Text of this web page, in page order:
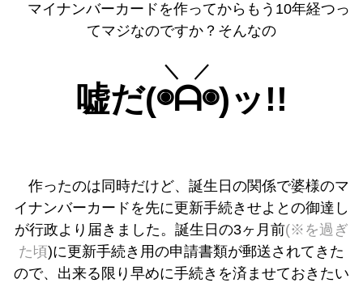
マイナンバーカードを作ってからもう10年経つっ
てマジなのですか？そんなの
嘘だ(⁠◉⁠ᗩ⁠◉⁠
＼／
)ッ!!
作ったのは同時だけど、誕生日の関係で婆様のマ
イナンバーカードを先に更新手続きせよとの御達し
が行政より届きました。誕生日の3ヶ月前(※を過ぎ
た頃)に更新手続き用の申請書類が郵送されてきた
ので、出来る限り早めに手続きを済ませておきたい